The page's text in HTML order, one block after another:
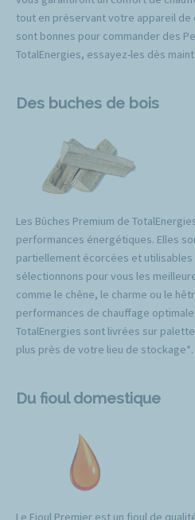
tout en préservant votre appareil de
sont bonnes pour commander des
TotalEnergies, essayez-les dès
Des buches de bois
Les Bûches Premium de
performances énergétiques. Elles
partiellement écorcées et utilisables
sélectionnons pour vous les
comme le chêne, le charme ou le
performances de chauffage
TotalEnergies sont livrées sur
plus près de votre lieu de stockage*.
Du fioul domestique
Le Fioul Premier est un fioul de